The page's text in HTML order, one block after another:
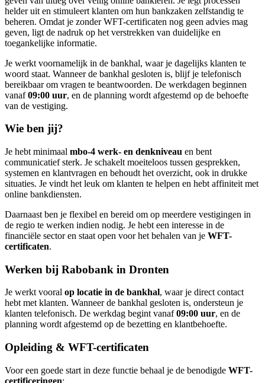
helder uit en stimuleert klanten om hun bankzaken zelfstandig te
beheren. Omdat je zonder WFT-certificaten nog geen advies mag
geven, ligt de nadruk op het verstrekken van duidelijke en
toegankelijke informatie.
Je werkt voornamelijk in de bankhal, waar je dagelijks klanten te
woord staat. Wanneer de bankhal gesloten is, blijf je telefonisch
bereikbaar om vragen te beantwoorden. De werkdagen beginnen
vanaf09:00 uur, en de planning wordt afgestemd op de behoefte
van de vestiging.
Wie ben jij?
Je hebt minimaal mbo-4 werk- en denkniveau en bent
communicatief sterk. Je schakelt moeiteloos tussen gesprekken,
systemen en klantvragen en behoudt het overzicht, ook in drukke
situaties. Je vindt het leuk om klanten te helpen en hebt affiniteit met
online bankdiensten.
Daarnaast ben je flexibel en bereid om op meerdere vestigingen in
de regio te werken indien nodig. Je hebt een interesse in de
financiële sector en staat open voor het behalen van je WFT-
certificaten.
Werken bij Rabobank in Dronten
Je werkt vooral op locatie in de bankhal, waar je direct contact
hebt met klanten. Wanneer de bankhal gesloten is, ondersteun je
klanten telefonisch. De werkdag begint vanaf09:00 uur, en de
planning wordt afgestemd op de bezetting en klantbehoefte.
Opleiding & WFT-certificaten
Voor een goede start in deze functie behaal je de benodigde WFT-
certificeringen: